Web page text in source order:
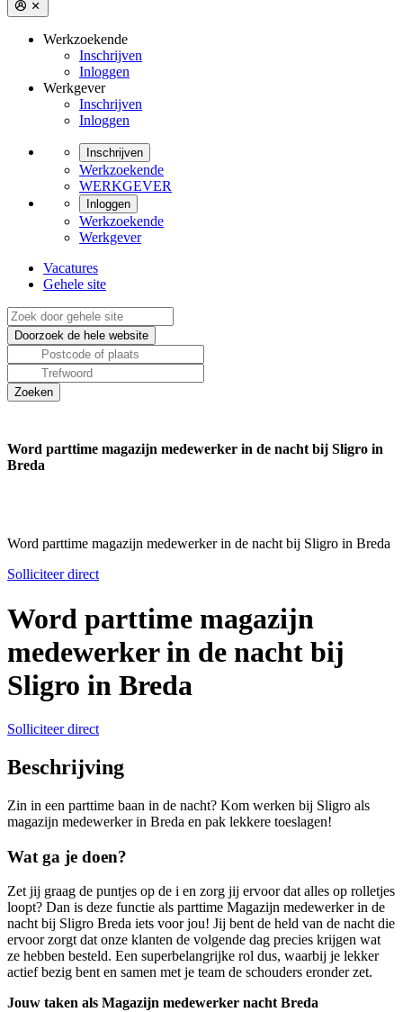
Werkzoekende
Inschrijven
Inloggen
Werkgever
Inschrijven
Inloggen
Inschrijven
Werkzoekende
WERKGEVER
Inloggen
Werkzoekende
Werkgever
Vacatures
Gehele site
Word parttime magazijn medewerker in de nacht bij Sligro in
Breda
Word parttime magazijn medewerker in de nacht bij Sligro in Breda
Solliciteer direct
Word parttime magazijn
medewerker in de nacht bij
Sligro in Breda
Solliciteer direct
Beschrijving
Zin in een parttime baan in de nacht? Kom werken bij Sligro als
magazijn medewerker in Breda en pak lekkere toeslagen!
Wat ga je doen?
Zet jij graag de puntjes op de i en zorg jij ervoor dat alles op rolletjes
loopt? Dan is deze functie als parttime Magazijn medewerker in de
nacht bij Sligro Breda iets voor jou! Jij bent de held van de nacht die
ervoor zorgt dat onze klanten de volgende dag precies krijgen wat
ze hebben besteld. Een superbelangrijke rol dus, waarbij je lekker
actief bezig bent en samen met je team de schouders eronder zet.
Jouw taken als Magazijn medewerker nacht Breda